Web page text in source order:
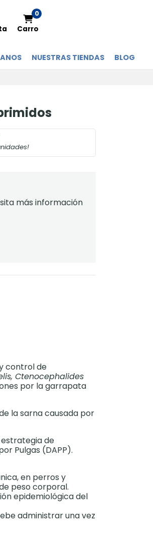
0
Carro
NUESTRAS TIENDAS BLOG
más información
control de
Ctenocephalides
por la garrapata
la sarna causada por
de
Pulgas (DAPP).
en perros y
peso corporal.
epidemiológica del
administrar una vez